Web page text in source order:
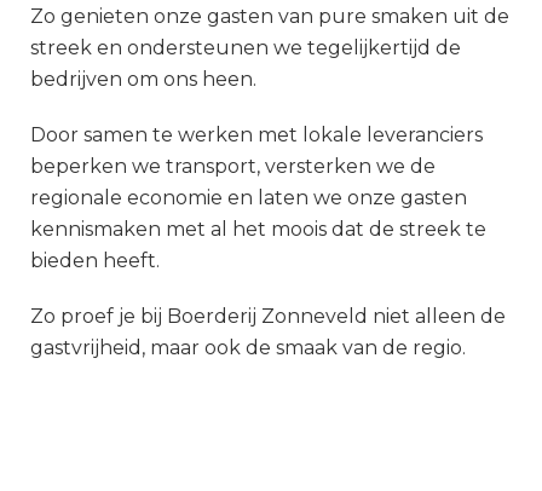
Zo genieten onze gasten van pure smaken uit de
streek en ondersteunen we tegelijkertijd de
bedrijven om ons heen.
Door samen te werken met lokale leveranciers
beperken we transport, versterken we de
regionale economie en laten we onze gasten
kennismaken met al het moois dat de streek te
bieden heeft.
Zo proef je bij Boerderij Zonneveld niet alleen de
gastvrijheid, maar ook de smaak van de regio.